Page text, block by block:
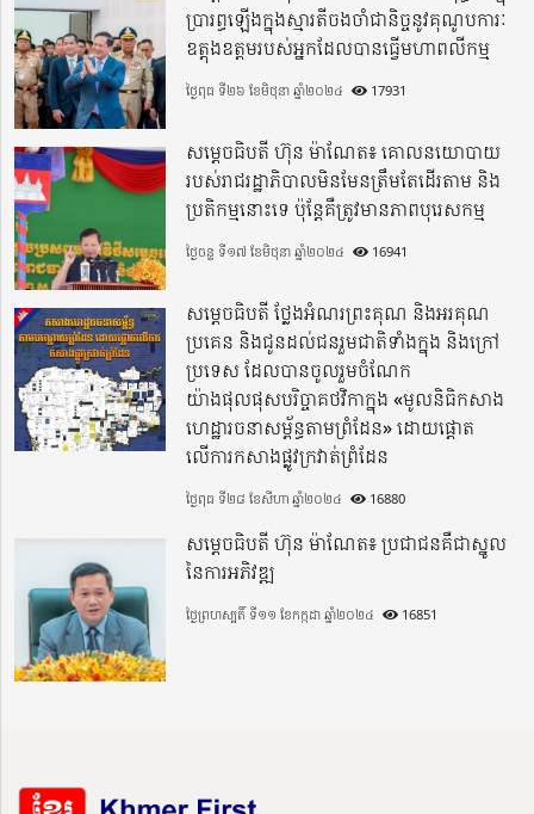
ប្រារព្ធឡើងក្នុងស្មារតីចងចាំជានិច្ចនូវគុណូបការៈ
ឧត្តុងឧត្តមរបស់អ្នកដែលបានធ្វើមហាពលីកម្ម
ថ្ងៃពុធ ទី២៦ ខែមិថុនា ឆ្នាំ២០២៤ 17931
សម្តេចធិបតី ហ៊ុន ម៉ាណែត៖ គោលនយោបាយ
របស់រាជរដ្ឋាភិបាលមិនមែនត្រឹមតែដើរតាម និង
ប្រតិកម្មនោះទេ ប៉ុន្តែគឺត្រូវមានភាពបុរេសកម្ម
ថ្ងៃចន្ទ ទី១៧ ខែមិថុនា ឆ្នាំ២០២៤ 16941
សម្តេចធិបតី ថ្លែងអំណរព្រះគុណ និងអរគុណ
ប្រគេន និងជូនដល់ជនរួមជាតិទាំងក្នុង​ និងក្រៅ
ប្រទេស​ ដែលបានចូលរួមចំណែក
យ៉ាងផុលផុសបរិច្ចាគថវិកាក្នុង «មូលនិធិកសាង
ហេដ្ឋារចនាសម្ព័ន្ធតាមព្រំដែន» ដោយផ្ដោត
លើការកសាងផ្លូវក្រវាត់ព្រំដែន
ថ្ងៃពុធ ទី២៨ ខែសីហា ឆ្នាំ២០២៤ 16880
សម្តេចធិបតី ហ៊ុន ម៉ាណែត៖ ប្រជាជនគឺជាស្នូល
នៃការអភិវឌ្ឍ
ថ្ងៃព្រហស្បតិ៍ ទី១១ ខែកក្កដា ឆ្នាំ២០២៤ 16851